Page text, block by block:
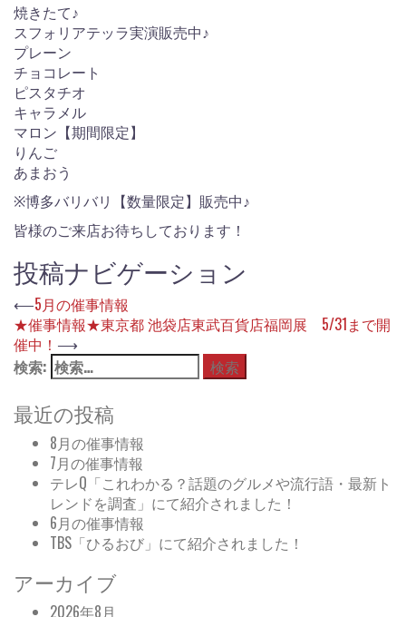
焼きたて♪
スフォリアテッラ実演販売中♪
プレーン
チョコレート
ピスタチオ
キャラメル
マロン【期間限定】
りんご
あまおう
※博多バリバリ【数量限定】販売中♪
皆様のご来店お待ちしております！
投稿ナビゲーション
⟵5月の催事情報
★催事情報★東京都 池袋店東武百貨店福岡展 5/31まで開
催中！ ⟶
検索:
最近の投稿
8月の催事情報
7月の催事情報
テレQ「これわかる？話題のグルメや流行語・最新ト
レンドを調査」にて紹介されました！
6月の催事情報
TBS「ひるおび」にて紹介されました！
アーカイブ
2026年8月